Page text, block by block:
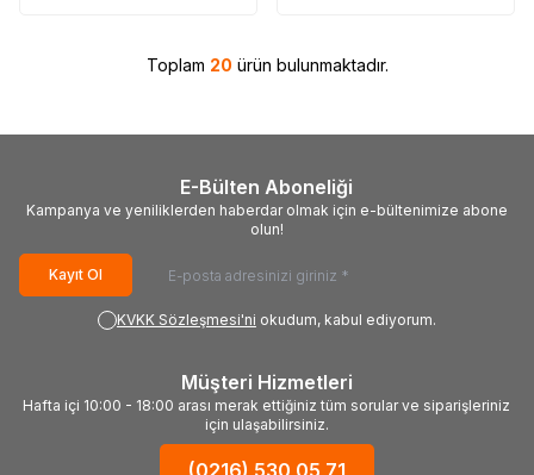
Toplam 20 ürün bulunmaktadır.
E-Bülten Aboneliği
Kampanya ve yeniliklerden haberdar olmak için e-bültenimize abone
olun!
Kayıt Ol
KVKK Sözleşmesi'ni okudum, kabul ediyorum.
Müşteri Hizmetleri
Hafta içi 10:00 - 18:00 arası merak ettiğiniz tüm sorular ve siparişleriniz
için ulaşabilirsiniz.